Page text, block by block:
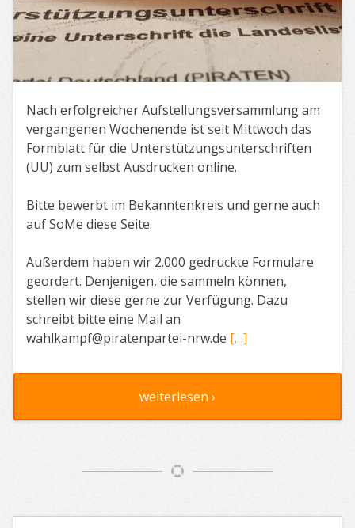
Nach erfolgreicher Aufstellungsversammlung am
vergangenen Wochenende ist seit Mittwoch das
Formblatt für die Unterstützungsunterschriften
(UU) zum selbst Ausdrucken online.
Bitte bewerbt im Bekanntenkreis und gerne auch
auf SoMe diese Seite.
Außerdem haben wir 2.000 gedruckte Formulare
geordert. Denjenigen, die sammeln können,
stellen wir diese gerne zur Verfügung. Dazu
schreibt bitte eine Mail an
wahlkampf@piratenpartei-nrw.de […]
weiterlesen ›